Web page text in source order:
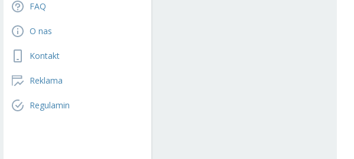
FAQ
O nas
Kontakt
Reklama
Regulamin